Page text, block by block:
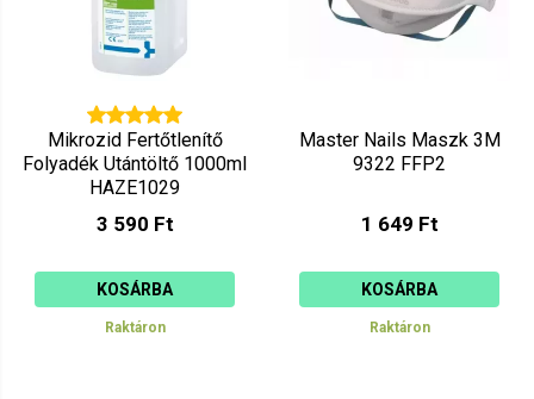
Mikrozid Fertőtlenítő
Folyadék Utántöltő 1000ml
HAZE1029
3 590 Ft
KOSÁRBA
Raktáron
Master Nails Maszk 3M
9322 FFP2
1 649 Ft
KOSÁRBA
Raktáron